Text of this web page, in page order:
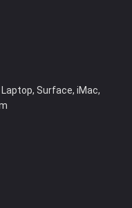
Surface, iMac,